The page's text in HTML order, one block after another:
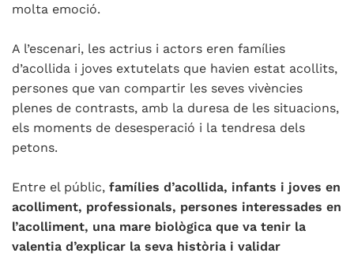
molta emoció.
A l’escenari, les actrius i actors eren famílies
d’acollida i joves extutelats que havien estat acollits,
persones que van compartir les seves vivències
plenes de contrasts, amb la duresa de les situacions,
els moments de desesperació i la tendresa dels
petons.
Entre el públic, famílies d’acollida, infants i joves en
acolliment, professionals, persones interessades en
l’acolliment, una mare biològica que va tenir la
valentia d’explicar la seva història i validar